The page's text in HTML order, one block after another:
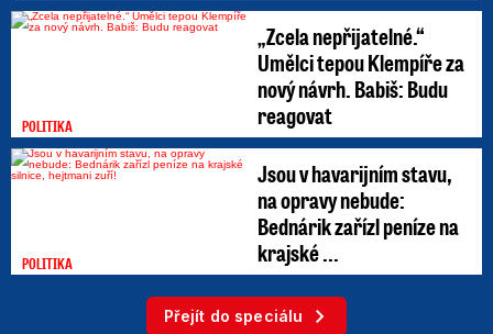
POLITIKA
„Zcela nepřijatelné.“
Umělci tepou Klempíře za
nový návrh. Babiš: Budu
reagovat
POLITIKA
Jsou v havarijním stavu,
na opravy nebude:
Bednárik zařízl peníze na
krajské ...
Přejít do speciálu